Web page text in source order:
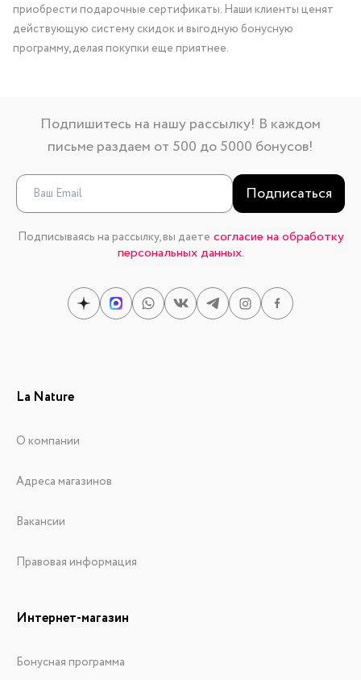
приобрести подарочные сертификаты. Наши клиенты ценят
действующую систему скидок и выгодную бонусную
программу, делая покупки еще приятнее.
Подпишитесь на нашу рассылку! В каждом
письме раздаем от 500 до 5000 бонусов!
Подписаться
Подписываясь на рассылку, вы даете согласие на обработку
персональных данных.
La Nature
О компании
Адреса магазинов
Вакансии
Правовая информация
Интернет-магазин
Бонусная программа